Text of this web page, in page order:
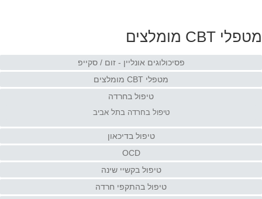
מטפלי CBT מומלצים
פסיכולוגים אונליין - זום / סקייפ
מטפלי CBT מומלצים
טיפול בחרדה
טיפול בחרדה בתל אביב
טיפול בדיכאון
OCD
טיפול בקשיי שינה
טיפול בהתקפי חרדה